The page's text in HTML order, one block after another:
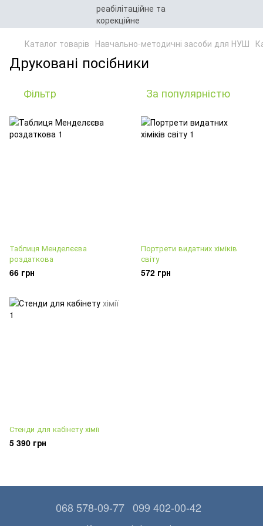
Каталог товарів Навчально-методичні засоби для НУШ
Друковані посібники
Фільтр За популярністю
Таблиця Менделєєва
роздаткова
66 грн
Портрети видатних хіміків
світу
572 грн
Стенди для кабінету хімії
5 390 грн
068 578-09-77 099 402-00-42